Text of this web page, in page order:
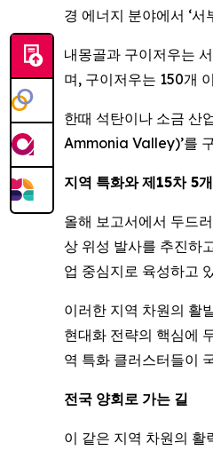
경 에너지 분야에서 ‘
내몽골과 구이저우는
며, 구이저우는 150개
한때 석탄이나 소금 산
Ammonia Valley)’를
지역 특화와 제15차5
올해 보고서에서 두드
상 위성 발사를 추진하
업 중심지로 육성하고
이러한 지역 차원의 활
현대화 전략의 핵심에
역 특화 클러스터들이
전국 양회로 가는 길
이 같은 지역 차원의